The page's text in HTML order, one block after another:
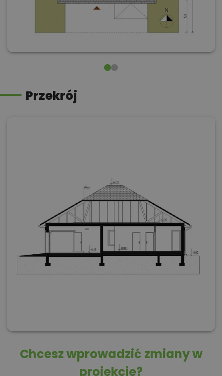
Przekrój
Chcesz wprowadzić zmiany w
projekcie?